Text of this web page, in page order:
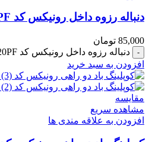
دنباله رزوه داخل رونیکس کد 20PF
85,000 تومان
دنباله رزوه داخل رونیکس کد 20PF عدد
افزودن به سبد خرید
مقایسه
مشاهده سریع
افزودن به علاقه مندی ها